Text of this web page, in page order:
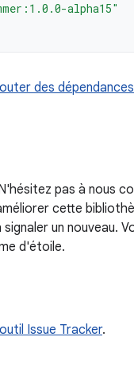
alpha15"
des
pas à nous
cette
un nouveau.
d'étoile.
Issue Tracker.